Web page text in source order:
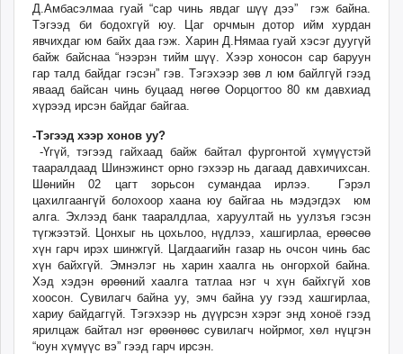
Д.Амбасэлмаа гуай “сар чинь явдаг шүү дээ” гэж байна.
Тэгээд би бодохгүй юу. Цаг орчмын дотор ийм хурдан
явчихдаг юм байх даа гэж. Харин Д.Нямаа гуай хэсэг дуугүй
байж байснаа “нээрэн тийм шүү. Хээр хоносон сар баруун
гар талд байдаг гэсэн” гэв. Тэгэхээр зөв л юм байлгүй гээд
яваад байсан чинь буцаад нөгөө Оорцогтоо 80 км давхиад
хүрээд ирсэн байдаг байгаа.
-Тэгээд хээр хонов уу?
-Үгүй, тэгээд гайхаад байж байтал фургонтой хүмүүстэй
тааралдаад Шинэжинст орно гэхээр нь дагаад давхичихсан.
Шөнийн 02 цагт зорьсон сумандаа ирлээ. Гэрэл
цахилгаангүй болохоор хаана юу байгаа нь мэдэгдэх юм
алга. Эхлээд банк тааралдлаа, харуултай нь уулзъя гэсэн
түгжээтэй. Цонхыг нь цохьлоо, нүдлээ, хашгирлаа, ерөөсөө
хүн гарч ирэх шинжгүй. Цагдаагийн газар нь очсон чинь бас
хүн байхгүй. Эмнэлэг нь харин хаалга нь онгорхой байна.
Хэд хэдэн өрөөний хаалга татлаа нэг ч хүн байхгүй хов
хоосон. Сувилагч байна уу, эмч байна уу гээд хашгирлаа,
хариу байдаггүй. Тэгэхээр нь дүүрсэн хэрэг энд хоноё гээд
ярилцаж байтал нэг өрөөнөөс сувилагч нойрмог, хөл нүцгэн
“юун хүмүүс вэ” гээд гарч ирсэн.